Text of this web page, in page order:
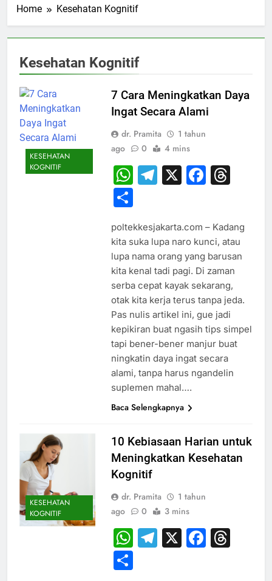
Home Kesehatan Kognitif
Kesehatan Kognitif
KESEHATAN
KOGNITIF
7 Cara Meningkatkan Daya
Ingat Secara Alami
dr. Pramita
1 tahun
ago
0 4 mins
WhatsApp
Telegram
X
Share
poltekkesjakarta.com – Kadang
kita suka lupa naro kunci, atau
lupa nama orang yang barusan
kita kenal tadi pagi. Di zaman
serba cepat kayak sekarang,
otak kita kerja terus tanpa jeda.
Pas nulis artikel ini, gue jadi
kepikiran buat ngasih tips simpel
tapi bener-bener manjur buat
ningkatin daya ingat secara
alami, tanpa harus ngandelin
suplemen mahal….
Baca Selengkapnya
KESEHATAN
KOGNITIF
10 Kebiasaan Harian untuk
Meningkatkan Kesehatan
Kognitif
dr. Pramita
1 tahun
ago
0 3 mins
WhatsApp
Telegram
X
Share